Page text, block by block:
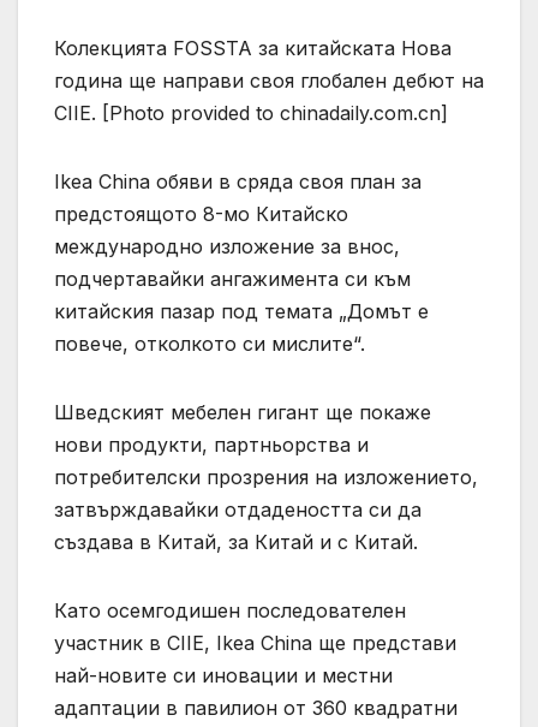
Колекцията FOSSTA за китайската Нова
година ще направи своя глобален дебют на
CIIE. [Photo provided to chinadaily.com.cn]
Ikea China обяви в сряда своя план за
предстоящото 8-мо Китайско
международно изложение за внос,
подчертавайки ангажимента си към
китайския пазар под темата „Домът е
повече, отколкото си мислите“.
Шведският мебелен гигант ще покаже
нови продукти, партньорства и
потребителски прозрения на изложението,
затвърждавайки отдадеността си да
създава в Китай, за Китай и с Китай.
Като осемгодишен последователен
участник в CIIE, Ikea China ще представи
най-новите си иновации и местни
адаптации в павилион от 360 квадратни